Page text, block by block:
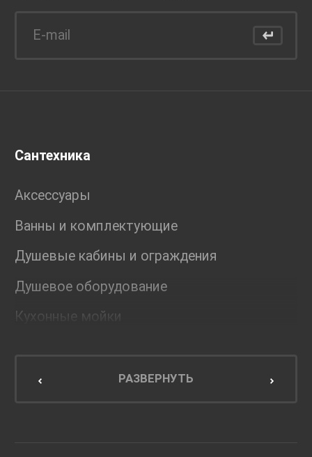
Сантехника
Аксессуары
Ванны и комплектующие
Душевые кабины и ограждения
Душевое оборудование
Кухонные мойки
Мебель для кухниРАЗВЕРНУТЬ